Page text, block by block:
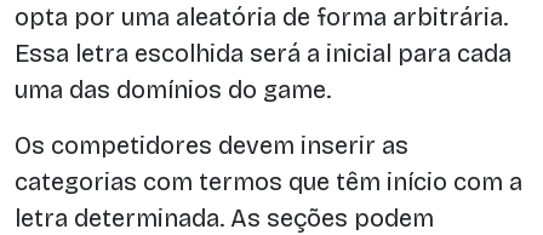
opta por uma aleatória de forma arbitrária.
Essa letra escolhida será a inicial para cada
uma das domínios do game.
Os competidores devem inserir as
categorias com termos que têm início com a
letra determinada. As seções podem